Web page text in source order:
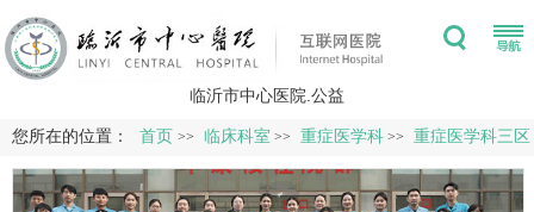
临沂市中心医院.公益
您所在的位置： 首页 >> 临床科室 >> 重症医学科 >> 重症医学科三区